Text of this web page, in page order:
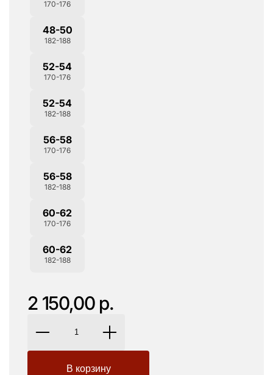
170-176
48-50
182-188
52-54
170-176
52-54
182-188
56-58
170-176
56-58
182-188
60-62
170-176
60-62
182-188
2 150,00 р.